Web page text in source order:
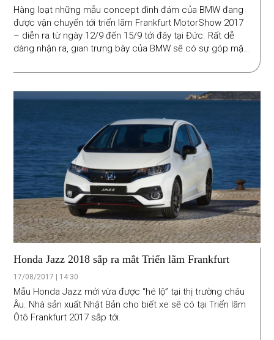
Hàng loạt những mẫu concept đình đám của BMW đang
được vận chuyển tới triển lãm Frankfurt MotorShow 2017
– diễn ra từ ngày 12/9 đến 15/9 tới đây tại Đức. Rất dễ
dàng nhận ra, gian trưng bày của BMW sẽ có sự góp mặt
Honda Jazz 2018 sắp ra mắt Triển lãm Frankfurt
17/08/2017 | 14:30
Mẫu Honda Jazz mới vừa được “hé lộ” tại thị trường châu
Âu. Nhà sản xuất Nhật Bản cho biết xe sẽ có tại Triển lãm
Ôtô Frankfurt 2017 sắp tới.